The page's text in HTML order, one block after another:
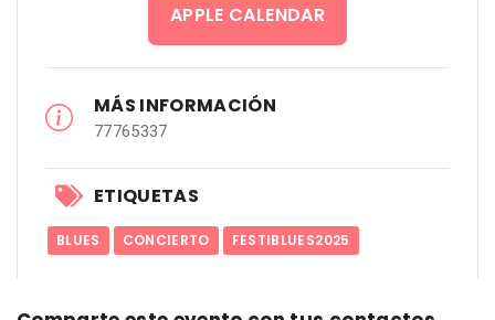
APPLE CALENDAR
MÁS INFORMACIÓN
77765337
ETIQUETAS
BLUES CONCIERTO FESTIBLUES2025